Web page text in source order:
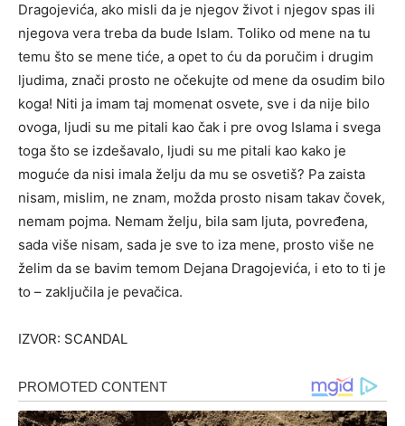
Dragojevića, ako misli da je njegov život i njegov spas ili
njegova vera treba da bude Islam. Toliko od mene na tu
temu što se mene tiće, a opet to ću da poručim i drugim
ljudima, znači prosto ne očekujte od mene da osudim bilo
koga! Niti ja imam taj momenat osvete, sve i da nije bilo
ovoga, ljudi su me pitali kao čak i pre ovog Islama i svega
toga što se izdešavalo, ljudi su me pitali kao kako je
moguće da nisi imala želju da mu se osvetiš? Pa zaista
nisam, mislim, ne znam, možda prosto nisam takav čovek,
nemam pojma. Nemam želju, bila sam ljuta, povređena,
sada više nisam, sada je sve to iza mene, prosto više ne
želim da se bavim temom Dejana Dragojevića, i eto to ti je
to – zaključila je pevačica.
IZVOR: SCANDAL